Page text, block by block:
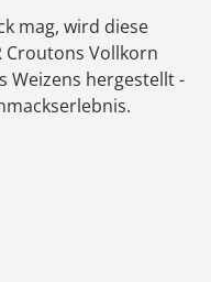
mag, wird diese
Croutons Vollkorn
Weizens hergestellt -